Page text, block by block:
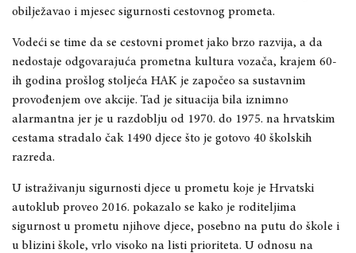
obilježavao i mjesec sigurnosti cestovnog prometa.
Vodeći se time da se cestovni promet jako brzo razvija, a da
nedostaje odgovarajuća prometna kultura vozača, krajem 60-
ih godina prošlog stoljeća HAK je započeo sa sustavnim
provođenjem ove akcije. Tad je situacija bila iznimno
alarmantna jer je u razdoblju od 1970. do 1975. na hrvatskim
cestama stradalo čak 1490 djece što je gotovo 40 školskih
razreda.
U istraživanju sigurnosti djece u prometu koje je Hrvatski
autoklub proveo 2016. pokazalo se kako je roditeljima
sigurnost u prometu njihove djece, posebno na putu do škole i
u blizini škole, vrlo visoko na listi prioriteta. U odnosu na